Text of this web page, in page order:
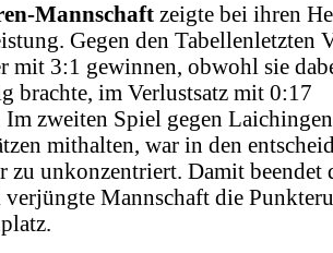
Mannschaft zeigte bei ihren
Gegen den Tabellenletzten
mit 3:1 gewinnen, obwohl sie
brachte, im Verlustsatz mit 0:17
zweiten Spiel gegen
mithalten, war in den
zu unkonzentriert. Damit beendet
verjüngte Mannschaft die